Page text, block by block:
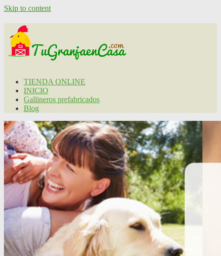
Skip to content
TIENDA ONLINE
INICIO
Gallineros prefabricados
Blog